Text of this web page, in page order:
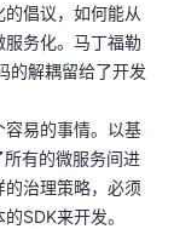
倡议，如何能从
务化。马丁福勒
的解耦留给了开发
易的事情。以基
有的微服务间进
治理策略，必须
SDK来开发。